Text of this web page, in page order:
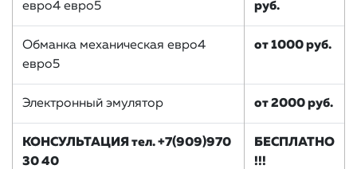
евро4 евро5
руб.
Обманка механическая евро4
евро5
от 1000 руб.
Электронный эмулятор от 2000 руб.
КОНСУЛЬТАЦИЯ тел. +7(909)970
30 40
БЕСПЛАТНО
!!!